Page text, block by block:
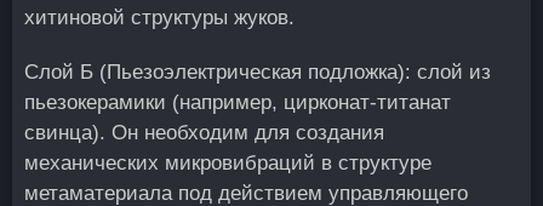
хитиновой структуры жуков.
Слой Б (Пьезоэлектрическая подложка): слой из
пьезокерамики (например, цирконат-титанат
свинца). Он необходим для создания
механических микровибраций в структуре
метаматериала под действием управляющего